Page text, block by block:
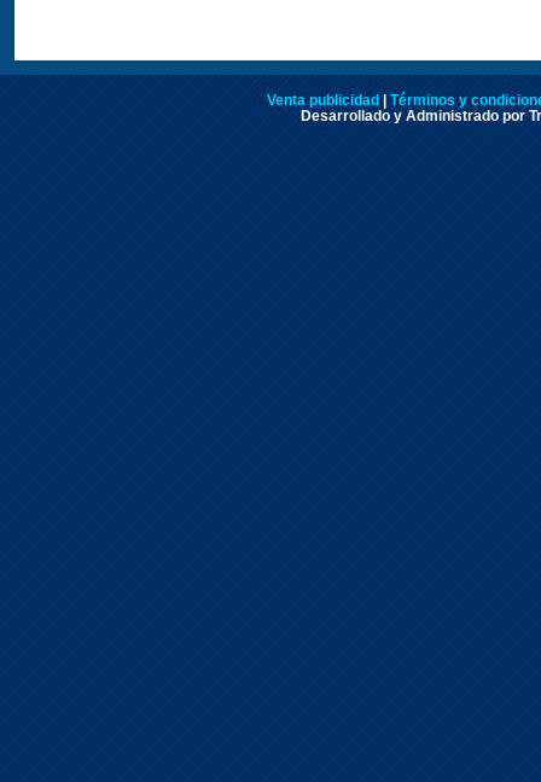
Venta publicidad | Términos y
Desarrollado y Administrado por